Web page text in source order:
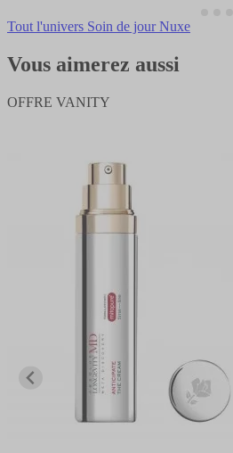
Tout l'univers Soin de jour Nuxe
Vous aimerez aussi
OFFRE VANITY